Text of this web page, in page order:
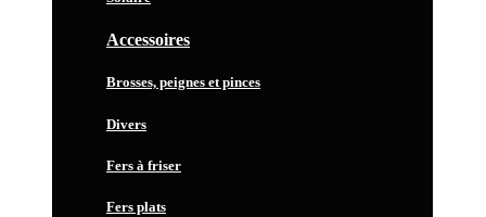
Accessoires
Brosses, peignes et pinces
Divers
Fers à friser
Fers plats